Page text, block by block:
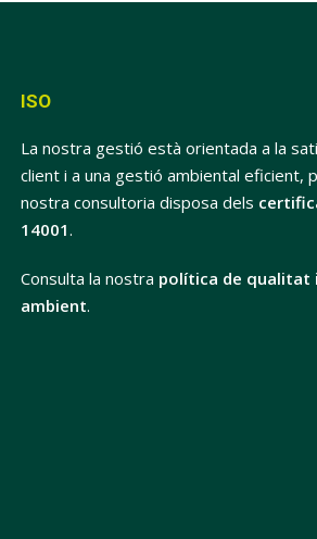
ISO
La nostra gestió està orientada a la
client i a una gestió ambiental eficient,
nostra consultoria disposa dels
14001.
Consulta la nostra política de qualitat
ambient.